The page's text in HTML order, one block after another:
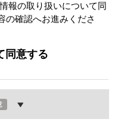
報の取り扱いについて同
の確認へお進みくださ
同意する